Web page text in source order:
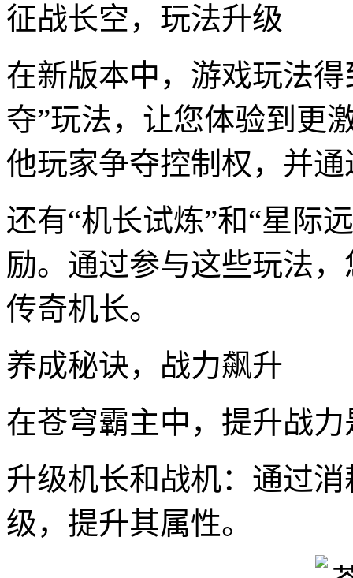
征战长空，玩法升级
在新版本中，游戏玩法
夺”玩法，让您体验到更
他玩家争夺控制权，并
还有“机长试炼”和“星际
励。通过参与这些玩法
传奇机长。
养成秘诀，战力飙升
在苍穹霸主中，提升战
升级机长和战机：通过
级，提升其属性。